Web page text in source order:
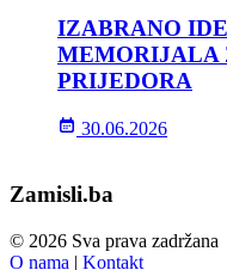
IZABRANO
MEMORIJALA
PRIJEDORA
30.06.2026
Zamisli.ba
© 2026 Sva prava zadržana
O nama | Kontakt